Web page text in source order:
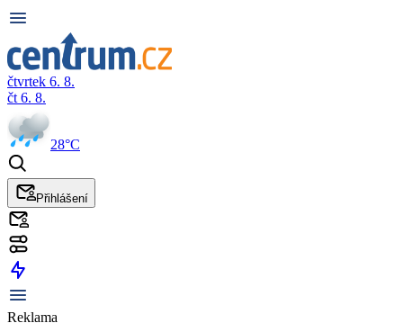
čtvrtek 6. 8.
čt 6. 8.
28°C
Přihlášení
Reklama